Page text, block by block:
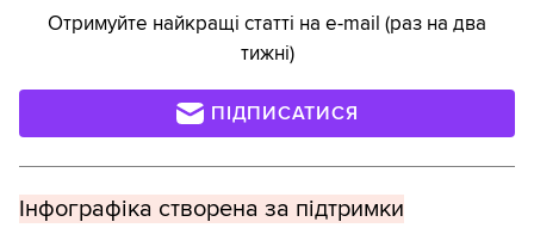
Отримуйте найкращі статті на e-mail (раз на два
тижні)
ПІДПИСАТИСЯ
Інфографіка створена за підтримки